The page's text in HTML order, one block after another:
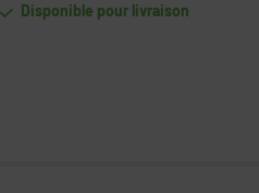
Disponible pour livraison